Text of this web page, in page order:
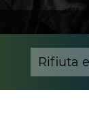
Rifiuta